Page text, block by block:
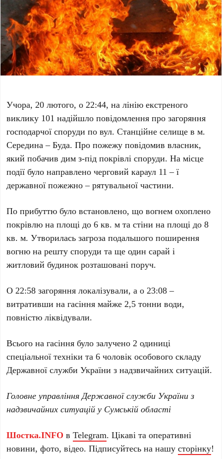
Учора, 20 лютого, о 22:44, на лінію екстреного
виклику 101 надійшло повідомлення про загоряння
господарчої споруди по вул. Станційне селище в м.
Середина – Буда. Про пожежу повідомив власник,
який побачив дим з-під покрівлі споруди. На місце
події було направлено черговий караул 11 – ї
державної пожежно – рятувальної частини.
По прибуттю було встановлено, що вогнем охоплено
покрівлю на площі до 6 кв. м та стіни на площі до 8
кв. м. Утворилась загроза подальшого поширення
вогню на решту споруди та ще один сарай і
житловий будинок розташовані поруч.
О 22:58 загоряння локалізували, а о 23:08 –
витративши на гасіння майже 2,5 тонни води,
повністю ліквідували.
Всього на гасіння було залучено 2 одиниці
спеціальної техніки та 6 чоловік особового складу
Державної служби України з надзвичайних ситуацій.
Головне управління Державної служби України з
надзвичайних ситуацій у Сумській області
Шостка.INFO вTelegram. Цікаві та оперативні
новини, фото, відео. Підписуйтесь на нашусторінку!